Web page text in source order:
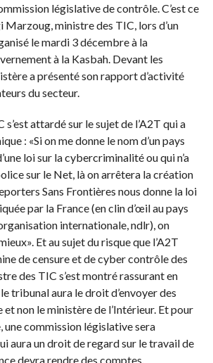
législative de contrôle. C’est ce
Marzoug, ministre des TIC, lors d’un
le mardi 3 décembre à la
à la Kasbah. Devant les
a présenté son rapport d’activité
du secteur.
s’est attardé sur le sujet de l’A2T qui a
: «Si on me donne le nom d’un pays
loi sur la cybercriminalité ou qui n’a
sur le Net, là on arrêtera la création
Sans Frontières nous donne la loi
par la France (en clin d’œil au pays
internationale, ndlr), on
Et au sujet du risque que l’A2T
de censure et de cyber contrôle des
des TIC s’est montré rassurant en
tribunal aura le droit d’envoyer des
et non le ministère de l’Intérieur. Et pour
commission législative sera
aura un droit de regard sur le travail de
devra rendre des comptes.